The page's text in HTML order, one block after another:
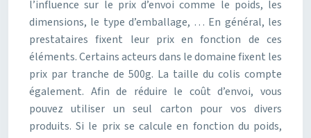
l’influence sur le prix d’envoi comme le poids, les
dimensions, le type d’emballage, … En général, les
prestataires fixent leur prix en fonction de ces
éléments. Certains acteurs dans le domaine fixent les
prix par tranche de 500g. La taille du colis compte
également. Afin de réduire le coût d’envoi, vous
pouvez utiliser un seul carton pour vos divers
produits. Si le prix se calcule en fonction du poids,